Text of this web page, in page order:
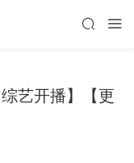
艺开播】【更